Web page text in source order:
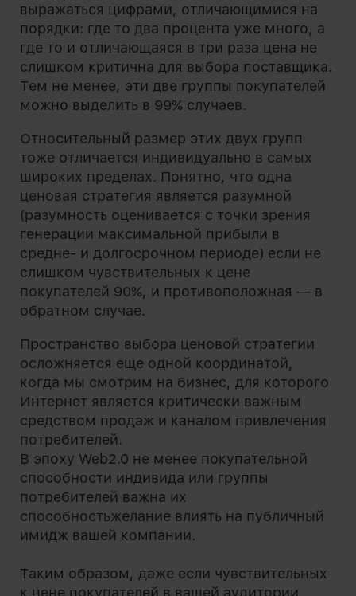
выражаться цифрами, отличающимися на
порядки: где то два процента уже много, а
где то и отличающаяся в три раза цена не
слишком критична для выбора поставщика.
Тем не менее, эти две группы покупателей
можно выделить в 99% случаев.
Относительный размер этих двух групп
тоже отличается индивидуально в самых
широких пределах. Понятно, что одна
ценовая стратегия является разумной
(разумность оценивается с точки зрения
генерации максимальной прибыли в
средне- и долгосрочном периоде) если не
слишком чувствительных к цене
покупателей 90%, и противоположная — в
обратном случае.
Пространство выбора ценовой стратегии
осложняется еще одной координатой,
когда мы смотрим на бизнес, для которого
Интернет является критически важным
средством продаж и каналом привлечения
потребителей.
В эпоху Web2.0 не менее покупательной
способности индивида или группы
потребителей важна их
способностьжелание влиять на публичный
имидж вашей компании.
Таким образом, даже если чувствительных
к цене покупателей в вашей аудитории